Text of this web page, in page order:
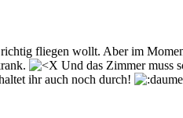
fliegen wollt. Aber im
Und das Zimmer muss
ihr auch noch durch!